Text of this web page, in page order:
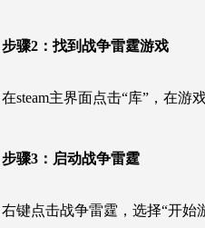
步骤2： 找到战争雷霆游戏
在steam主界面点击“库”，在游
步骤3： 启动战争雷霆
右键点击战争雷霆，选择“开始